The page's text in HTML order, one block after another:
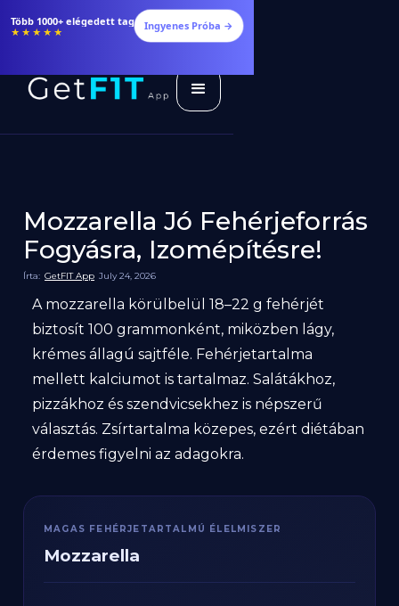
Több 1000+ elégedett tag
★★★★★ Ingyenes Próba →
Mozzarella Jó Fehérjeforrás
Fogyásra, Izomépítésre!
Írta: GetFIT App July 24, 2026
A mozzarella körülbelül 18–22 g fehérjét
biztosít 100 grammonként, miközben lágy,
krémes állagú sajtféle. Fehérjetartalma
mellett kalciumot is tartalmaz. Salátákhoz,
pizzákhoz és szendvicsekhez is népszerű
választás. Zsírtartalma közepes, ezért diétában
érdemes figyelni az adagokra.
MAGAS FEHÉRJETARTALMÚ ÉLELMISZER
Mozzarella